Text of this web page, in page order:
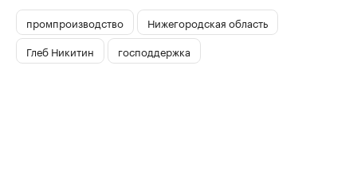
промпроизводство
Нижегородская область
Глеб Никитин
господдержка